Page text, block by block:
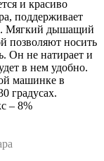
и красиво
поддерживает
Мягкий дышащий
позволяют носить
Он не натирает и
в нем удобно.
машинке в
градусах.
– 8%